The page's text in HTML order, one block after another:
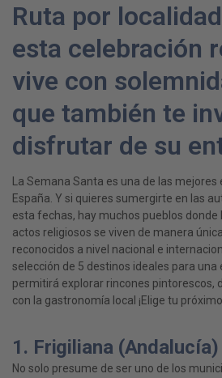
Ruta por
esta celebración
vive con
que también te
disfrutar de su
La Semana Santa es una de las
España. Y si quieres sumergirte en las
esta fechas, hay muchos pueblos donde
actos religiosos se viven de manera
reconocidos a nivel nacional e
selección de 5 destinos ideales para
permitirá explorar rincones pintorescos,
con la gastronomía local ¡Elige tu
1. Frigiliana (Andalucía)
No solo presume de ser uno de los